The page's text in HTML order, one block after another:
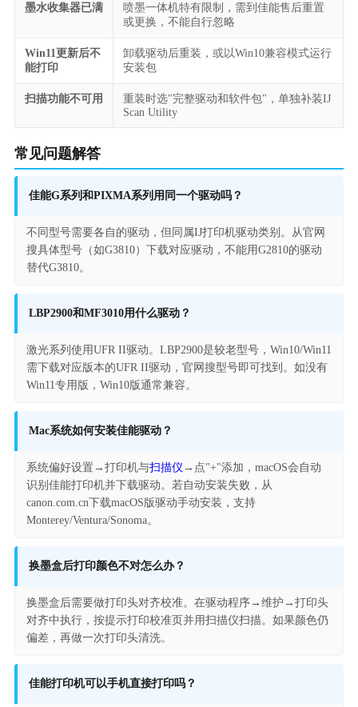
墨水收集器已满
喷墨一体机特有限制，需到佳能售后重置
或更换，不能自行忽略
Win11更新后不
能打印
卸载驱动后重装，或以Win10兼容模式运行
安装包
扫描功能不可用
重装时选"完整驱动和软件包"，单独补装IJ
Scan Utility
常见问题解答
佳能G系列和PIXMA系列用同一个驱动吗？
不同型号需要各自的驱动，但同属IJ打印机驱动类别。从官网
搜具体型号（如G3810）下载对应驱动，不能用G2810的驱动
替代G3810。
LBP2900和MF3010用什么驱动？
激光系列使用UFR II驱动。LBP2900是较老型号，Win10/Win11
需下载对应版本的UFR II驱动，官网搜型号即可找到。如没有
Win11专用版，Win10版通常兼容。
Mac系统如何安装佳能驱动？
系统偏好设置→打印机与扫描仪 →点"+"添加，macOS会自动
识别佳能打印机并下载驱动。若自动安装失败，从
canon.com.cn下载macOS版驱动手动安装，支持
Monterey/Ventura/Sonoma。
换墨盒后打印颜色不对怎么办？
换墨盒后需要做打印头对齐校准。在驱动程序→维护→打印头
对齐中执行，按提示打印校准页并用扫描仪扫描。如果颜色仍
偏差，再做一次打印头清洗。
佳能打印机可以手机直接打印吗？